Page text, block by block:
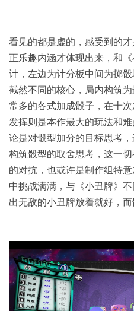
看见的都是虚的，感受到的
正乐趣内涵才体现出来，和
计，左边为计分板中间为掷
截然不同的核心，局内构筑
常多的各式加成骰子，在十
发挥则是本作最大的玩法和
论是对骰型加分的目标思考
构筑骰型的取舍思考，这一
的对抗，也或许是制作组特
中挑战满满，与《小丑牌》
出无敌的小丑牌放着就好，而